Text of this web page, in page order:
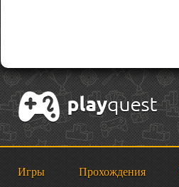
Игры Прохождения